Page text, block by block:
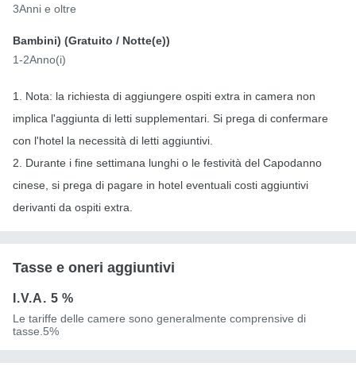
3Anni e oltre
Bambini) (Gratuito / Notte(e))
1-2Anno(i)
1. Nota: la richiesta di aggiungere ospiti extra in camera non
implica l'aggiunta di letti supplementari. Si prega di confermare
con l'hotel la necessità di letti aggiuntivi.
2. Durante i fine settimana lunghi o le festività del Capodanno
cinese, si prega di pagare in hotel eventuali costi aggiuntivi
derivanti da ospiti extra.
Tasse e oneri aggiuntivi
I.V.A. 5 %
Le tariffe delle camere sono generalmente comprensive di
tasse.5%